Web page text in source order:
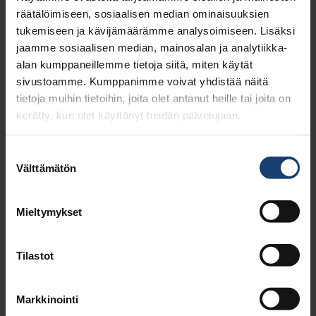
räätälöimiseen, sosiaalisen median ominaisuuksien
tukemiseen ja kävijämäärämme analysoimiseen. Lisäksi
jaamme sosiaalisen median, mainosalan ja analytiikka-
alan kumppaneillemme tietoja siitä, miten käytät
sivustoamme. Kumppanimme voivat yhdistää näitä
tietoja muihin tietoihin, joita olet antanut heille tai joita on
kerätty, kun olet käyttänyt heidän palvelujaan.
valinta
Välttämätön
Mieltymykset
Tilastot
Markkinointi
KOHTI PÄÄSTÖTÖNTÄ HUOMISPÄIVÄÄ
LUE LISÄÄ BLOGISTA